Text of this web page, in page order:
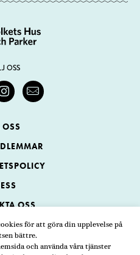
för att göra din upplevelse på
bättre.
och använda våra tjänster
OSS
OSS
och Parker